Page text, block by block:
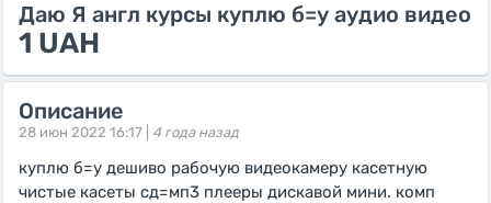
Даю Я англ курсы куплю б=у аудио видео
1 UAH
Описание
28 июн 2022 16:17 | 4 года назад
куплю б=у дешиво рабочую видеокамеру касетную
чистые касеты сд=мп3 плееры дискавой мини. комп